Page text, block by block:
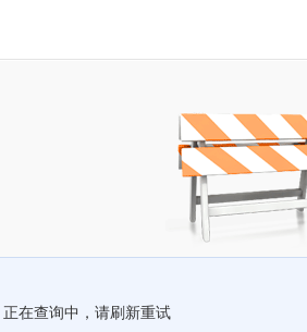
正在查询中，请刷新重试